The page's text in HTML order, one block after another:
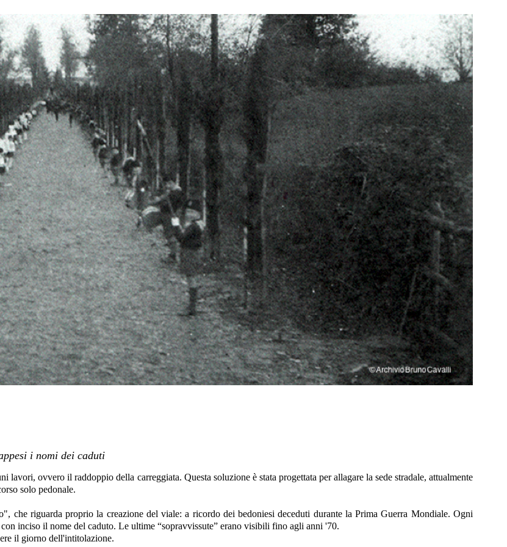
i nomi dei caduti
ovvero il raddoppio della carreggiata. Questa soluzione è stata progettata per allagare la sede stradale, attualmente
solo pedonale.
che riguarda proprio la creazione del viale: a ricordo dei bedoniesi deceduti durante la Prima Guerra Mondiale. Ogni
inciso il nome del caduto. Le ultime “sopravvissute” erano visibili fino agli anni '70.
il giorno dell'intitolazione.